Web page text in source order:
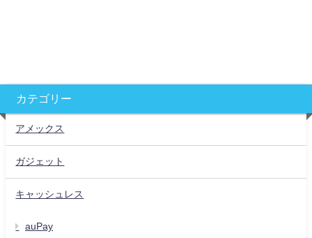
カテゴリー
アメックス
ガジェット
キャッシュレス
auPay